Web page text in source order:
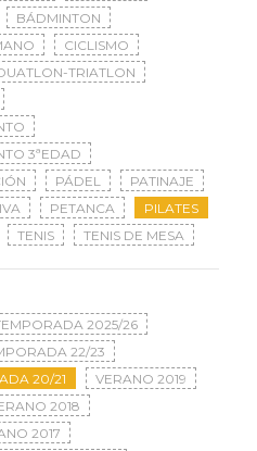
BÁDMINTON
CICLISMO
TRIATLON
3ªEDAD
PÁDEL
PATINAJE
PETANCA
PILATES
TENIS TENIS DE MESA
2025/26
22/23
20/21
VERANO 2019
2018
2017